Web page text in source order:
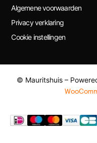
Algemene voorwaarden
Privacy verklaring
Cookie instellingen
© Mauritshuis –